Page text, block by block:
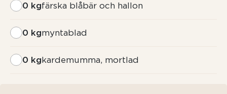
0 kgfärska blåbär och hallon
0 kgmyntablad
0 kgkardemumma, mortlad